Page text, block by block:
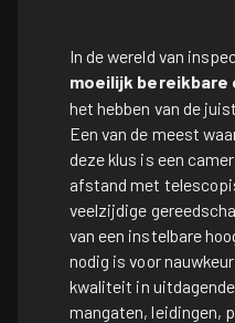
In de wereld van
moeilijk
het hebben van de
Een van de meest
deze klus is een
afstand met
veelzijdige
van een instelbare
nodig is voor
kwaliteit in
mangaten, leidingen,